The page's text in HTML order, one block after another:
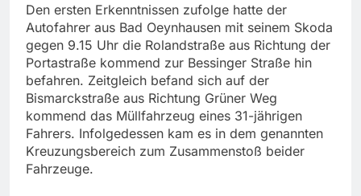
Den ersten Erkenntnissen zufolge hatte der
Autofahrer aus Bad Oeynhausen mit seinem Skoda
gegen 9.15 Uhr die Rolandstraße aus Richtung der
Portastraße kommend zur Bessinger Straße hin
befahren. Zeitgleich befand sich auf der
Bismarckstraße aus Richtung Grüner Weg
kommend das Müllfahrzeug eines 31-jährigen
Fahrers. Infolgedessen kam es in dem genannten
Kreuzungsbereich zum Zusammenstoß beider
Fahrzeuge.